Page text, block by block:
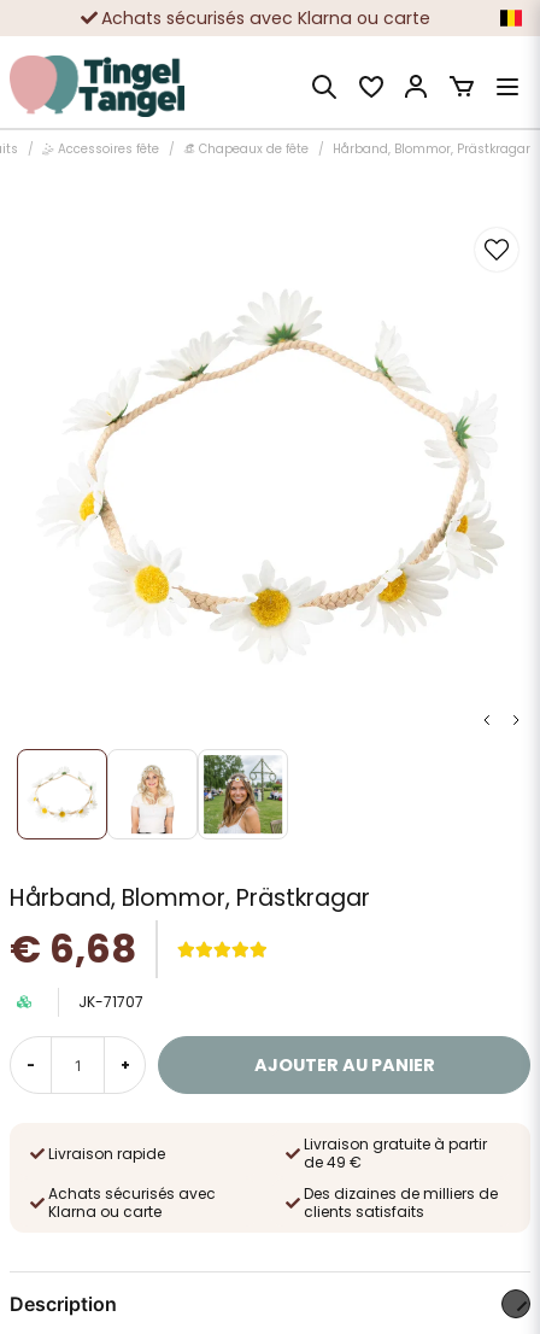
Achats sécurisés avec Klarna ou carte
Des dizaines de milliers de clients satisfaits
🤹 Accessoires fête 👒 Chapeaux de fête Hårband, Blommor, Prästkragar
Hårband, Blommor, Prästkragar
€ 6,68
JK-71707
- + AJOUTER AU PANIER
Livraison rapide
Livraison gratuite à partir
de 49 €
Achats sécurisés avec
Klarna ou carte
Des dizaines de milliers de
clients satisfaits
Description